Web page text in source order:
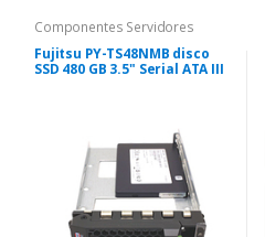
Componentes Servidores
Fujitsu PY-TS48NMB disco
SSD 480 GB 3.5" Serial ATA III